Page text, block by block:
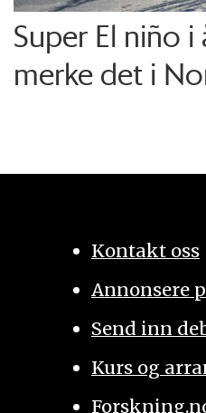
Super El niño i
merke det i
Kontakt oss
Annonsere
Send inn
Kurs og